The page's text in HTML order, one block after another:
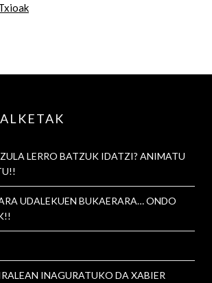
LERRO BATZUK IDATZI? ANIMATU
UDALEKUEN BUKAERARA… ONDO
INAGURATUKO DA XABIER